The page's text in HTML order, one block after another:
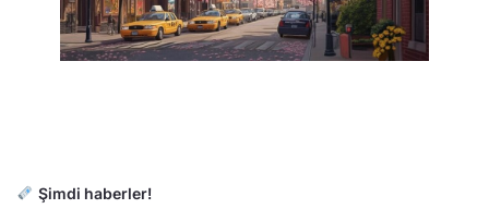
Şimdi haberler!